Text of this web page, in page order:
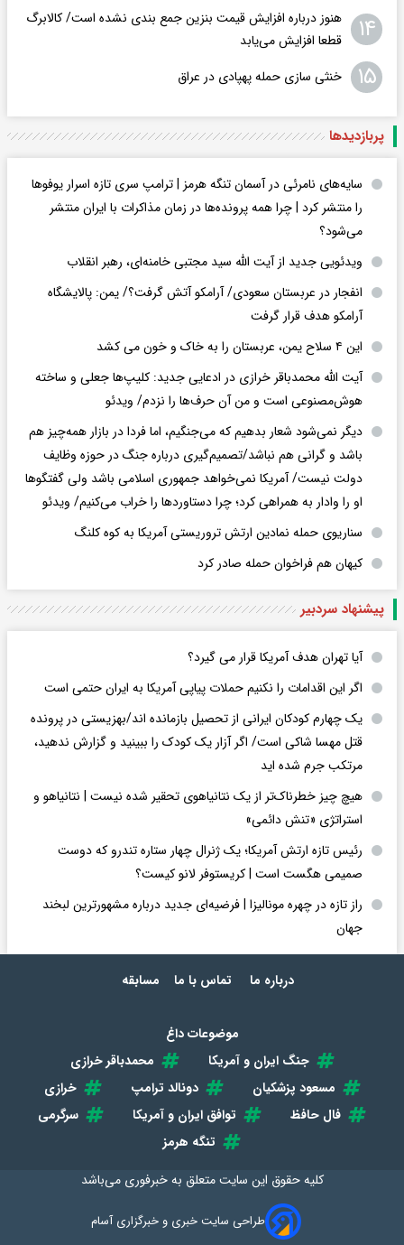
۱۴
هنوز درباره افزایش قیمت بنزین جمع بندی نشده است/ کالابرگ
قطعا افزایش می‌یابد
۱۵ خنثی سازی حمله پهپادی در عراق
پربازدید‌ها
سایه‌های نامرئی در آسمان تنگه هرمز | ترامپ سری تازه اسرار یوفوها
را منتشر کرد | چرا همه پرونده‌ها در زمان مذاکرات با ایران منتشر
می‌شود؟
ویدئویی جدید از آیت الله سید مجتبی خامنه‌ای، رهبر انقلاب
انفجار در عربستان سعودی/ آرامکو آتش گرفت؟/ یمن: پالایشگاه
آرامکو هدف قرار گرفت
این ۴ سلاح یمن، عربستان را به خاک و خون می کشد
آیت الله محمدباقر خرازی در ادعایی جدید: کلیپ‌ها جعلی و ساخته
هوش‌مصنوعی است و من آن حرف‌ها را نزدم/ ویدئو
دیگر نمی‌شود شعار بدهیم که می‌جنگیم، اما فردا در بازار همه‌چیز هم
باشد و گرانی هم نباشد/تصمیم‌گیری درباره جنگ در حوزه وظایف
دولت نیست/ آمریکا نمی‌خواهد جمهوری اسلامی باشد ولی گفتگوها
او را وادار به همراهی کرد؛ چرا دستاوردها را خراب می‌کنیم/ ویدئو
سناریوی حمله نمادین ارتش تروریستی آمریکا به کوه کلنگ
کیهان هم فراخوان حمله صادر کرد
پیشنهاد سردبیر
آیا تهران هدف آمریکا قرار می گیرد؟
اگر این اقدامات را نکنیم حملات پیاپی آمریکا به ایران حتمی است
یک چهارم کودکان ایرانی از تحصیل بازمانده اند/بهزیستی در پرونده
قتل مهسا شاکی است/ اگر آزار یک کودک را ببینید و گزارش ندهید،
مرتکب جرم شده اید
هیچ چیز خطرناک‌تر از یک نتانیاهوی تحقیر شده نیست | نتانیاهو و
استراتژی «تنش دائمی»
رئیس تازه ارتش آمریکا؛ یک ژنرال چهار ستاره تندرو که دوست
صمیمی هگست است | کریستوفر لانو کیست؟
راز تازه در چهره مونالیزا | فرضیه‌ای جدید درباره مشهورترین لبخند
جهان
درباره ما تماس با ما مسابقه
موضوعات داغ
جنگ ایران و آمریکا
محمدباقر خرازی
مسعود پزشکیان
دونالد ترامپ
خرازی
فال حافظ
توافق ایران و آمریکا
سرگرمی
تنگه هرمز
کلیه حقوق این سایت متعلق بهخبرفوری می‌باشد
طراحی سایت خبری و خبرگزاری آسام